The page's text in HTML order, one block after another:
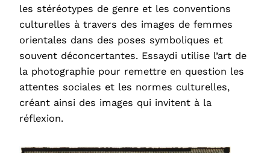
les stéréotypes de genre et les conventions
culturelles à travers des images de femmes
orientales dans des poses symboliques et
souvent déconcertantes. Essaydi utilise l’art de
la photographie pour remettre en question les
attentes sociales et les normes culturelles,
créant ainsi des images qui invitent à la
réflexion.